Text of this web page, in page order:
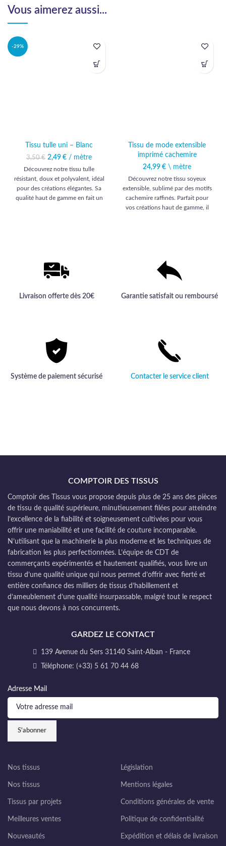
Vous aimerez aussi...
-29%
Tissu tulle uni – Blanc
3,50€
Le prix initial était :
3,50 €.
2,49 € Le prix actuel
est : 2,49 €.
/ mètre
Découvrez notre tissu tulle
résistant, doux et polyvalent, idéal
pour des créations élégantes. Sa
qualité haut de gamme en fait un
Tissu de mode extensible
imprimé cachemire
24,99 € \ mètre
Découvrez notre tissu soyeux
extensible, sublimé par des motifs
cachemire raffinés. Parfait pour
vos créations haut de gamme, il
Livraison offerte dès 20€ Garantie satisfait ou remboursé
Système de paiement sécurisé Contacter le service client
COMPTOIR DES TISSUS
Comptoir des Tissus vous propose depuis plus de 25 ans des pièces
de tissu de qualité supérieure, minutieusement filées pour atteindre
l’excellence de la fiabilité et soigneusement cultivées pour vous
offrir une maniabilité et une facilité de couture incomparable.
N’utilisant que la machinerie la plus moderne et les techniques de
fabrication les plus perfectionnées. L’équipe de CDT de
commerçants expérimentés et hautement qualifiés, vous livre un
tissu d’une qualité unique qui nous permet d’offrir avec fierté et
entière confiance des milliers de tissus d’habillement et
d’ameublement d’une qualité insurpassable, malgré tout le respect
que nous devons à nos concurrents.
GARDEZ LE CONTACT
139 Avenue du Sers 31140 Saint-Alban - France
Téléphone: (+33) 5 61 70 44 68
Adresse Mail
Nos tissus
Nos tissus
Tissus par projets
Meilleures ventes
Nouveautés
Législation
Mentions légales
Conditions générales de vente
Politique de confidentialité
Expédition et délais de livraison